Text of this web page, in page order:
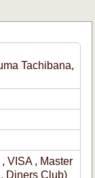
Tachibana,
VISA , Master
Diners Club)